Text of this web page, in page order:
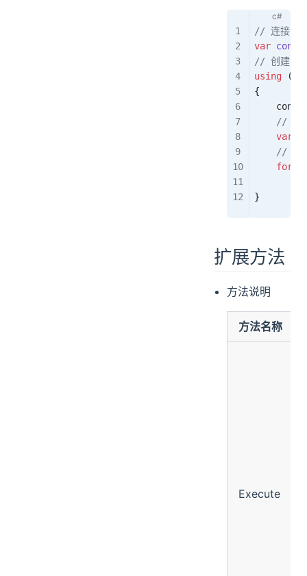
// 连接字
var
// 创建
using (
{
    conn
// 调
    var
// 遍
}
扩展方法
方法说明
方法名称
Execute